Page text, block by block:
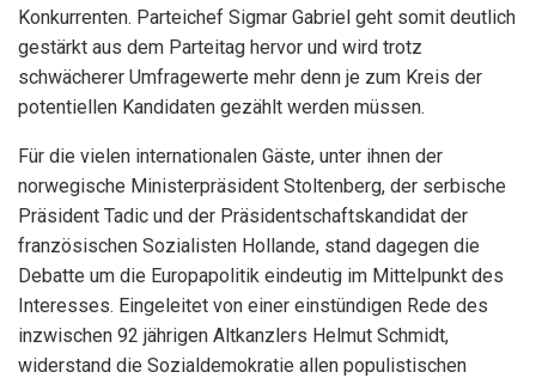
Konkurrenten. Parteichef Sigmar Gabriel geht somit deutlich
gestärkt aus dem Parteitag hervor und wird trotz
schwächerer Umfragewerte mehr denn je zum Kreis der
potentiellen Kandidaten gezählt werden müssen.
Für die vielen internationalen Gäste, unter ihnen der
norwegische Ministerpräsident Stoltenberg, der serbische
Präsident Tadic und der Präsidentschaftskandidat der
französischen Sozialisten Hollande, stand dagegen die
Debatte um die Europapolitik eindeutig im Mittelpunkt des
Interesses. Eingeleitet von einer einstündigen Rede des
inzwischen 92 jährigen Altkanzlers Helmut Schmidt,
widerstand die Sozialdemokratie allen populistischen